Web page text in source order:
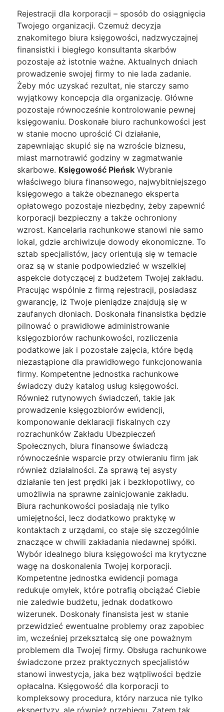
Rejestracji dla korporacji – sposób do osiągnięcia
Twojego organizacji. Czemuż decyzja
znakomitego biura księgowości, nadzwyczajnej
finansistki i biegłego konsultanta skarbów
pozostaje aż istotnie ważne. Aktualnych dniach
prowadzenie swojej firmy to nie lada zadanie.
Żeby móc uzyskać rezultat, nie starczy samo
wyjątkowy koncepcja dla organizację. Główne
pozostaje równocześnie kontrolowanie pewnej
księgowaniu. Doskonałe biuro rachunkowości jest
w stanie mocno uprościć Ci działanie,
zapewniając skupić się na wzroście biznesu,
miast marnotrawić godziny w zagmatwanie
skarbowe. Księgowość Pieńsk Wybranie
właściwego biura finansowego, najwybitniejszego
księgowego a także obeznanego eksperta
opłatowego pozostaje niezbędny, żeby zapewnić
korporacji bezpieczny a także ochroniony
wzrost. Kancelaria rachunkowe stanowi nie samo
lokal, gdzie archiwizuje dowody ekonomiczne. To
sztab specjalistów, jacy orientują się w temacie
oraz są w stanie podpowiedzieć w wszelkiej
aspekcie dotyczącej z budżetem Twojej zakładu.
Pracując wspólnie z firmą rejestracji, posiadasz
gwarancję, iż Twoje pieniądze znajdują się w
zaufanych dłoniach. Doskonała finansistka będzie
pilnować o prawidłowe administrowanie
księgozbiorów rachunkowości, rozliczenia
podatkowe jak i pozostałe zajęcia, które będą
niezastąpione dla prawidłowego funkcjonowania
firmy. Kompetentne jednostka rachunkowe
świadczy duży katalog usług księgowości.
Również rutynowych świadczeń, takie jak
prowadzenie księgozbiorów ewidencji,
komponowanie deklaracji fiskalnych czy
rozrachunków Zakładu Ubezpieczeń
Społecznych, biura finansowe świadczą
równocześnie wsparcie przy otwieraniu firm jak
również działalności. Za sprawą tej asysty
działanie ten jest prędki jak i bezkłopotliwy, co
umożliwia na sprawne zainicjowanie zakładu.
Biura rachunkowości posiadają nie tylko
umiejętności, lecz dodatkowo praktykę w
kontaktach z urządami, co staje się szczególnie
znaczące w chwili zakładania niedawnej spółki.
Wybór idealnego biura księgowości ma krytyczne
wagę na doskonalenia Twojej korporacji.
Kompetentne jednostka ewidencji pomaga
redukuje omyłek, które potrafią obciążać Ciebie
nie zaledwie budżetu, jednak dodatkowo
wizerunek. Doskonały finansista jest w stanie
przewidzieć ewentualne problemy oraz zapobiec
im, wcześniej przekształcą się one poważnym
problemem dla Twojej firmy. Obsługa rachunkowe
świadczone przez praktycznych specjalistów
stanowi inwestycja, jaka bez wątpliwości będzie
opłacalna. Księgowość dla korporacji to
kompleksowy procedura, który narzuca nie tylko
ekspertyzy, ale również przebiegu. Zatem tak